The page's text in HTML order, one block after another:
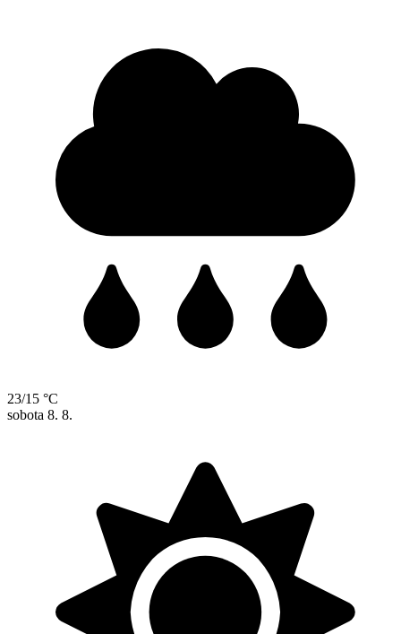
23/15 °C
sobota 8. 8.